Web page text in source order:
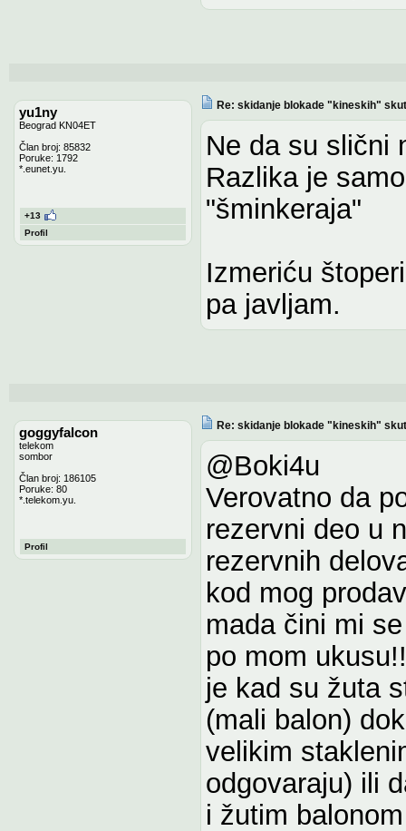
yu1ny
Beograd KN04ET
Član broj: 85832
Poruke: 1792
*.eunet.yu.
+13
Profil
Re: skidanje blokade "kineskih"
Ne da su slični
Razlika je
"šminkeraja"
Izmeriću
pa javljam.
goggyfalcon
telekom
sombor
Član broj: 186105
Poruke: 80
*.telekom.yu.
Profil
Re: skidanje blokade "kineskih"
@Boki4u
Verovatno da
rezervni deo u
rezervnih
kod mog
mada čini mi
po mom
je kad su žuta
(mali balon)
velikim
odgovaraju) ili
i žutim